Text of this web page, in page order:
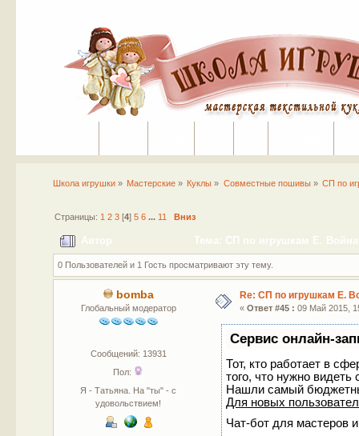
Школа игрушки» Мастерские » Куклы » Совместные пошивы» СП по
Страницы: 1 2 3[4] 5 6 ... 11 Вниз
Автор Тема: СП по игрушкам Е.
0 Пользователей и 1 Гость просматривают эту тему.
bomba
Глобальный модератор
Сообщений: 13931
Пол:
Я - Татьяна. На "ты" - с
удовольствием!
Re: СП по игрушкам Е.
« Ответ #45 : 09 Май 2015,
Сервис онлайн-
Тот, кто работает в
того, что нужно
Нашли самый
Для новых
Чат-бот для мастеров